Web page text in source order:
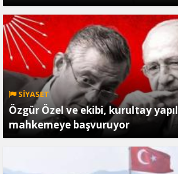
SİYASET
Özgür Özel ve ekibi, kurultay
mahkemeye başvuruyor